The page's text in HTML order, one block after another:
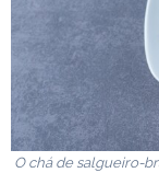
O chá de salgueiro-